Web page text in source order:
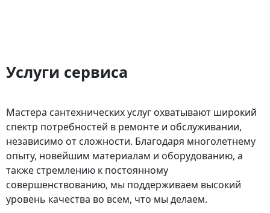
Услуги сервиса
Мастера сантехнических услуг охватывают широкий
спектр потребностей в ремонте и обслуживании,
независимо от сложности. Благодаря многолетнему
опыту, новейшим материалам и оборудованию, а
также стремлению к постоянному
совершенствованию, мы поддерживаем высокий
уровень качества во всем, что мы делаем.